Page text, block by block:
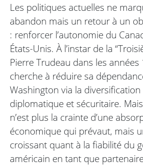
Les politiques actuelles ne
abandon mais un retour à un
: renforcer l’autonomie du
États-Unis. À l’instar de la
Pierre Trudeau dans les
cherche à réduire sa
Washington via la
diplomatique et sécuritaire.
n’est plus la crainte d’une
économique qui prévaut, mais
croissant quant à la fiabilité du
américain en tant que